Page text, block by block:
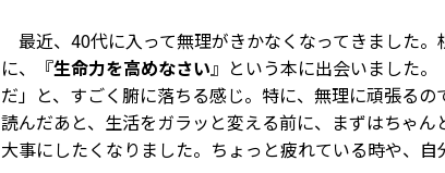
最近、40代に入って無理がきかなくなってきました
に、『生命力を高めなさい』という本に出会いました
だ」と、すごく腑に落ちる感じ。特に、無理に頑張る
読んだあと、生活をガラッと変える前に、まずはちゃ
大事にしたくなりました。ちょっと疲れている時や、自